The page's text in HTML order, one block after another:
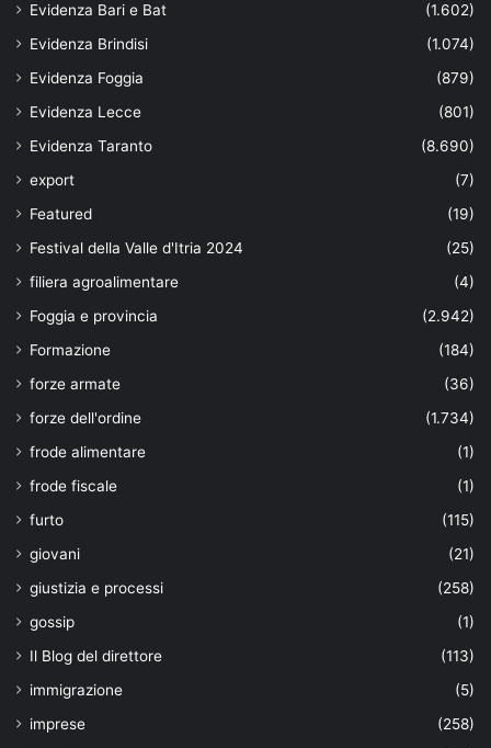
Evidenza Bari e Bat
(1.602)
Evidenza Brindisi
(1.074)
Evidenza Foggia
(879)
Evidenza Lecce
(801)
Evidenza Taranto
(8.690)
export
(7)
Featured
(19)
Festival della Valle d'Itria 2024
(25)
filiera agroalimentare
(4)
Foggia e provincia
(2.942)
Formazione
(184)
forze armate
(36)
forze dell'ordine
(1.734)
frode alimentare
(1)
frode fiscale
(1)
furto
(115)
giovani
(21)
giustizia e processi
(258)
gossip
(1)
Il Blog del direttore
(113)
immigrazione
(5)
imprese
(258)